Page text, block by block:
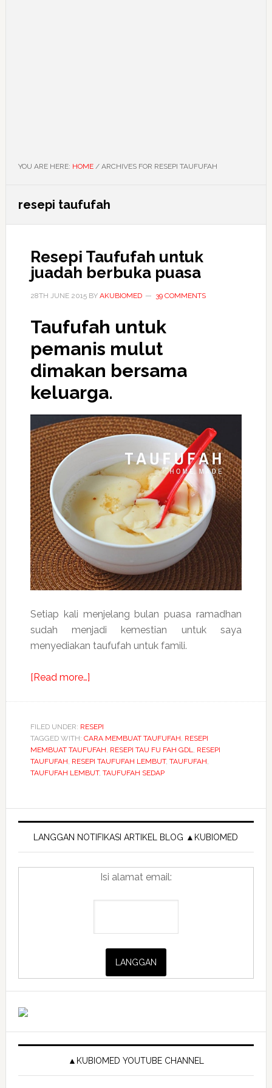
YOU ARE HERE: HOME /ARCHIVES FOR RESEPI TAUFUFAH
resepi taufufah
Resepi Taufufah untuk
juadah berbuka puasa
28TH JUNE 2015BY AKUBIOMED 39 COMMENTS
Taufufah untuk
pemanis mulut
dimakan bersama
keluarga.
Setiap kali menjelang bulan puasa ramadhan
sudah menjadi kemestian untuk saya
menyediakan taufufah untuk famili.
[Read more…]about
untuk
juadah
berbuka
puasa
FILED UNDER: RESEPI
TAGGED WITH: CARA MEMBUAT TAUFUFAH RESEPI
MEMBUAT TAUFUFAH RESEPI TAU FU FAH GDL
RESEPI
TAUFUFAH RESEPI TAUFUFAH LEMBUT, TAUFUFAH
TAUFUFAH LEMBUT, TAUFUFAH SEDAP
Primary
Sidebar
LANGGAN NOTIFIKASI ARTIKEL BLOG ▲KUBIOMED
Isi alamat email:
▲KUBIOMED YOUTUBE CHANNEL